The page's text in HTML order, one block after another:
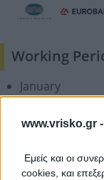
www.vrisko.gr -
Εμείς και οι
cookies, και
Working
January
March
May
June